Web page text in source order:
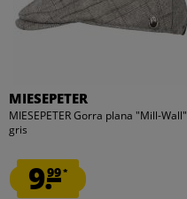
MIESEPETER
MIESEPETER Gorra plana "Mill-Wall"
gris
9.99*